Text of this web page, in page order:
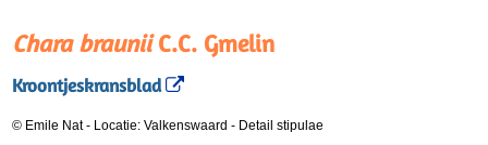
Chara brauniiC.C. Gmelin
Kroontjeskransblad
© Emile Nat- Locatie: Valkenswaard - Detail stipulae